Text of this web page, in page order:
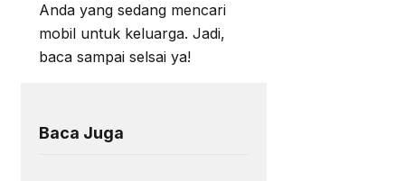
Anda yang sedang mencari
mobil untuk keluarga. Jadi,
baca sampai selsai ya!
Baca Juga